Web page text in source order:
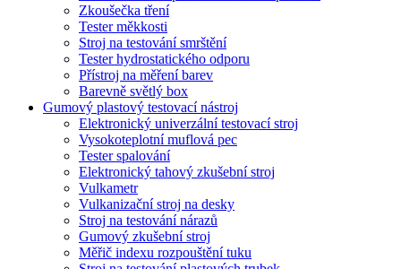
Zkoušečka tření
Tester měkkosti
Stroj na testování smrštění
Tester hydrostatického odporu
Přístroj na měření barev
Barevně světlý box
Gumový plastový testovací nástroj
Elektronický univerzální testovací stroj
Vysokoteplotní muflová pec
Tester spalování
Elektronický tahový zkušební stroj
Vulkametr
Vulkanizační stroj na desky
Stroj na testování nárazů
Gumový zkušební stroj
Měřič indexu rozpouštění tuku